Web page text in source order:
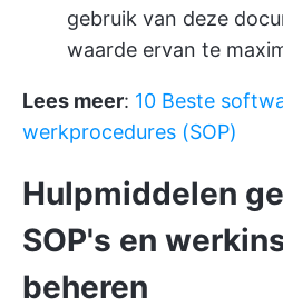
gebruik van deze
waarde ervan te
Lees meer: 10 Beste
werkprocedures (SOP)
Hulpmiddelen
SOP's en
beheren